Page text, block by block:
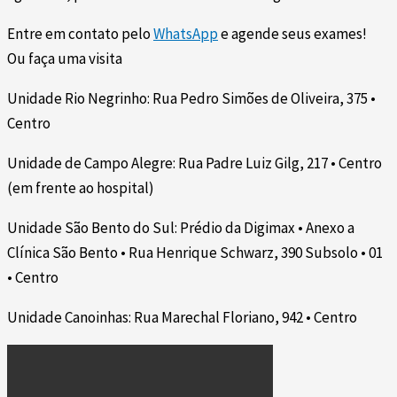
Entre em contato peloWhatsAppe agende seus exames!
Ou faça uma visita
Unidade Rio Negrinho: Rua Pedro Simões de Oliveira, 375 •
Centro
Unidade de Campo Alegre: Rua Padre Luiz Gilg, 217 • Centro
(em frente ao hospital)
Unidade São Bento do Sul: Prédio da Digimax • Anexo a
Clínica São Bento • Rua Henrique Schwarz, 390 Subsolo • 01
• Centro
Unidade Canoinhas: Rua Marechal Floriano, 942 • Centro